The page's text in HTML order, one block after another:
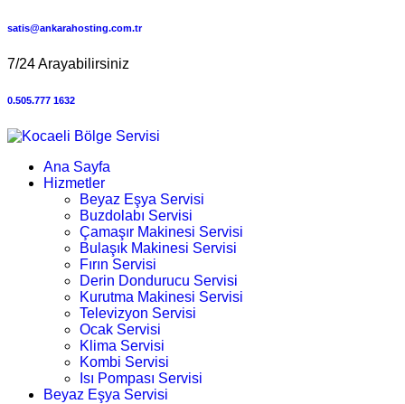
satis@ankarahosting.com.tr
7/24 Arayabilirsiniz
0.505.777 1632
Ana Sayfa
Hizmetler
Beyaz Eşya Servisi
Buzdolabı Servisi
Çamaşır Makinesi Servisi
Bulaşık Makinesi Servisi
Fırın Servisi
Derin Dondurucu Servisi
Kurutma Makinesi Servisi
Televizyon Servisi
Ocak Servisi
Klima Servisi
Kombi Servisi
Isı Pompası Servisi
Beyaz Eşya Servisi